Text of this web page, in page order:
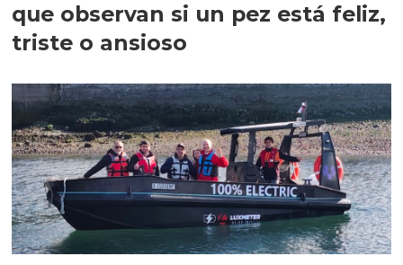
que observan si un pez está feliz,
triste o ansioso